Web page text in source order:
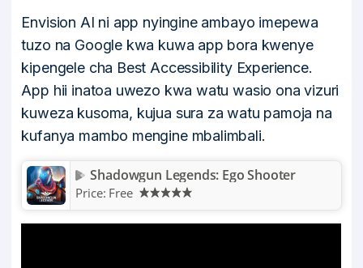
Envision AI ni app nyingine ambayo imepewa
tuzo na Google kwa kuwa app bora kwenye
kipengele cha Best Accessibility Experience.
App hii inatoa uwezo kwa watu wasio ona vizuri
kuweza kusoma, kujua sura za watu pamoja na
kufanya mambo mengine mbalimbali.
Shadowgun Legends: Ego Shooter
Price: Free